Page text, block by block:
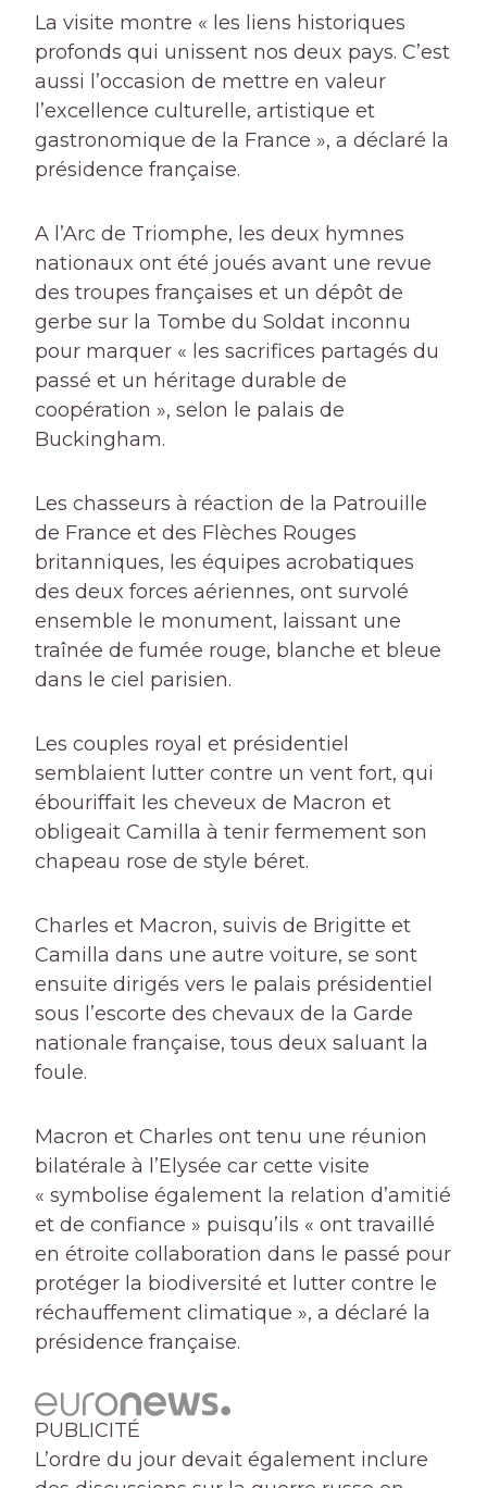
La visite montre « les liens historiques
profonds qui unissent nos deux pays. C’est
aussi l’occasion de mettre en valeur
l’excellence culturelle, artistique et
gastronomique de la France », a déclaré la
présidence française.
A l’Arc de Triomphe, les deux hymnes
nationaux ont été joués avant une revue
des troupes françaises et un dépôt de
gerbe sur la Tombe du Soldat inconnu
pour marquer « les sacrifices partagés du
passé et un héritage durable de
coopération », selon le palais de
Buckingham.
Les chasseurs à réaction de la Patrouille
de France et des Flèches Rouges
britanniques, les équipes acrobatiques
des deux forces aériennes, ont survolé
ensemble le monument, laissant une
traînée de fumée rouge, blanche et bleue
dans le ciel parisien.
Les couples royal et présidentiel
semblaient lutter contre un vent fort, qui
ébouriffait les cheveux de Macron et
obligeait Camilla à tenir fermement son
chapeau rose de style béret.
Charles et Macron, suivis de Brigitte et
Camilla dans une autre voiture, se sont
ensuite dirigés vers le palais présidentiel
sous l’escorte des chevaux de la Garde
nationale française, tous deux saluant la
foule.
Macron et Charles ont tenu une réunion
bilatérale à l’Elysée car cette visite
« symbolise également la relation d’amitié
et de confiance » puisqu’ils « ont travaillé
en étroite collaboration dans le passé pour
protéger la biodiversité et lutter contre le
réchauffement climatique », a déclaré la
présidence française.
PUBLICITÉ
L’ordre du jour devait également inclure